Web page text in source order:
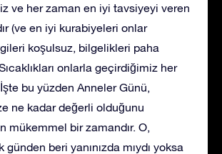
ve her zaman en iyi tavsiyeyi veren
(ve en iyi kurabiyeleri onlar
koşulsuz, bilgelikleri paha
onlarla geçirdiğimiz her
İşte bu yüzden Anneler Günü,
ne kadar değerli olduğunu
mükemmel bir zamandır. O,
günden beri yanınızda mıydı yoksa